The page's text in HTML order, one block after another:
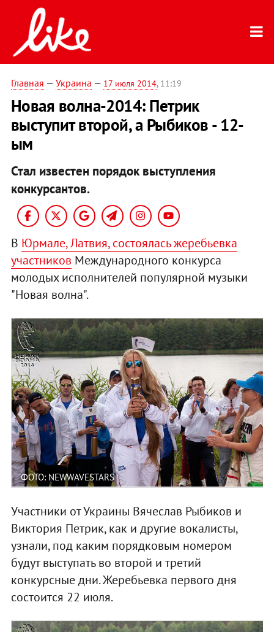
Главная — Украина — 17 июля 2014, 11:19
Новая волна-2014: Петрик
выступит второй, а Рыбиков - 12-
ым
Стал известен порядок выступления
конкурсантов.
В Юрмале, Латвия, состоялась жеребьевка
участников Международного конкурса
молодых исполнителей популярной музыки
"Новая волна".
ФОТО: NEWWAVESTARS
Участники от Украины Вячеслав Рыбиков и
Виктория Петрик, как и другие вокалисты,
узнали, под каким порядковым номером
будут выступать во второй и третий
конкурсные дни. Жеребьевка первого дня
состоится 22 июля.